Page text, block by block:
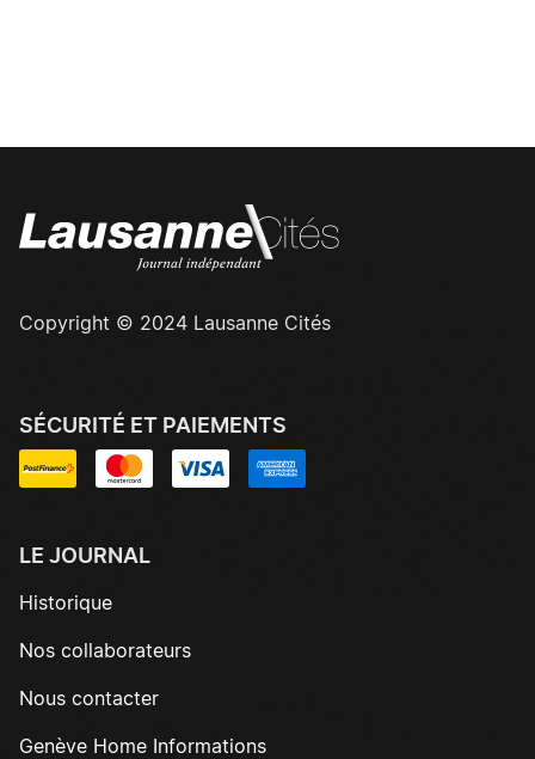
Copyright © 2024 Lausanne Cités
SÉCURITÉ ET PAIEMENTS
LE JOURNAL
Historique
Nos collaborateurs
Nous contacter
Genève Home Informations